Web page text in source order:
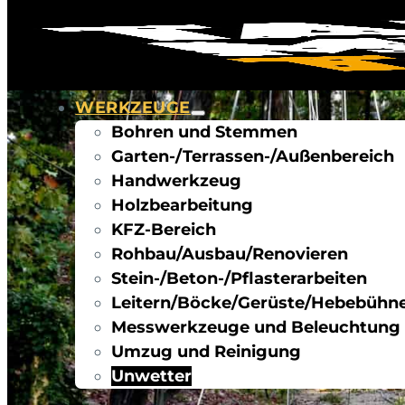
WERKZEUGE
Bohren und Stemmen
Garten-/Terrassen-/Außenbereich
Handwerkzeug
Holzbearbeitung
KFZ-Bereich
Rohbau/Ausbau/Renovieren
Stein-/Beton-/Pflasterarbeiten
Leitern/Böcke/Gerüste/
Messwerkzeuge und Beleuchtung
Umzug und Reinigung
Unwetter